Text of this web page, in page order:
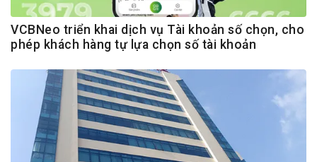
VCBNeo triển khai dịch vụ Tài khoản số chọn, cho
phép khách hàng tự lựa chọn số tài khoản